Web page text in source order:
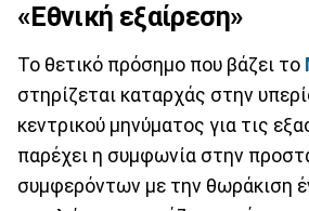
«Εθνική εξαίρεση»
Το θετικό πρόσημο που βάζει το
στηρίζεται καταρχάς στην
κεντρικού μηνύματος για τις
παρέχει η συμφωνία στην
συμφερόντων με την θωράκιση